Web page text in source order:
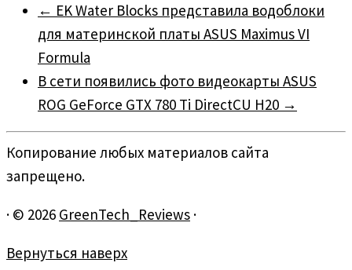
← EK Water Blocks представила водоблоки
для материнской платы ASUS Maximus VI
Formula
В сети появились фото видеокарты ASUS
ROG GeForce GTX 780 Ti DirectCU H20 →
Копирование любых материалов сайта
запрещено.
· © 2026 GreenTech_Reviews ·
Вернуться наверх